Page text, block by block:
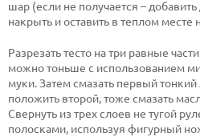
шар (если не получается –
накрыть и оставить в теплом месте
Разрезать тесто на три равные
можно тоньше с использованием
муки. Затем смазать первый тонкий
положить второй, тоже смазать
Свернуть из трех слоев не тугой
полосками, используя фигурный